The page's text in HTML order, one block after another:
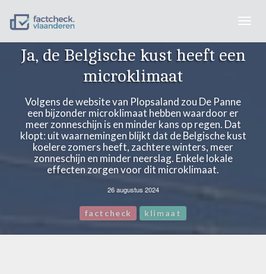
Ja, de Belgische kust heeft een
microklimaat
Volgens de website van Plopsaland zou De Panne
een bijzonder microklimaat hebben waardoor er
meer zonneschijn is en minder kans op regen. Dat
klopt: uit waarnemingen blijkt dat de Belgische kust
koelere zomers heeft, zachtere winters, meer
zonneschijn en minder neerslag. Enkele lokale
effecten zorgen voor dit microklimaat.
26 augustus 2024
factcheck klimaat